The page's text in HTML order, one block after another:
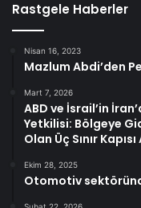
Rastgele Haberler
Nisan 16, 2023
Mazlum Abdi’den
Mart 7, 2026
ABD ve İsrail’in
Yetkilisi: Bölgeye
Olan Üç Sınır Kapısı
Ekim 28, 2025
Otomotiv